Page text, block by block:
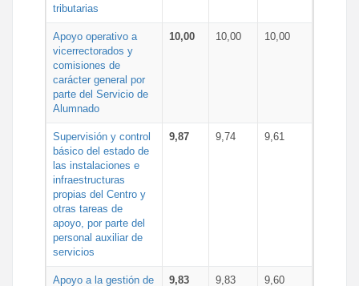
tributarias
Apoyo operativo a
vicerrectorados y
comisiones de
carácter general por
parte del Servicio de
Alumnado
10,00 10,00 10,00
Supervisión y control
básico del estado de
las instalaciones e
infraestructuras
propias del Centro y
otras tareas de
apoyo, por parte del
personal auxiliar de
servicios
9,87 9,74 9,61
Apoyo a la gestión de
9,83 9,83 9,60